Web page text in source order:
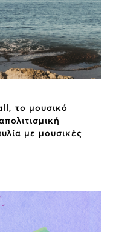
το μουσικό
με μουσικές